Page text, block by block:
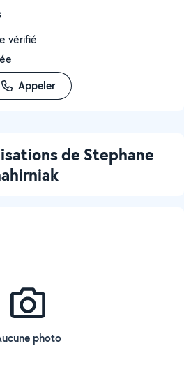
vérifié
Appeler
de Stephane
photo